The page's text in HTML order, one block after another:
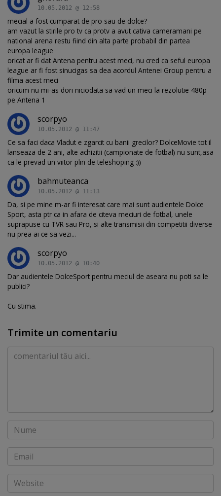
10.05.2012 @ 12:58
mecial a fost cumparat de pro sau de dolce?
am vazut la stirile pro tv ca protv a avut cativa cameramani pe
national arena restu fiind din alta parte probabil din partea
europa league
oricat ar fi dat Antena pentru acest meci, nu cred ca seful europa
league ar fi fost sinucigas sa dea acordul Antenei Group pentru a
filma acest meci
oricum nu mi-as dori niciodata sa vad un meci la rezolutie 480p
pe Antena 1
scorpyo
10.05.2012 @ 11:47
Ce sa faci daca Vladut e zgarcit cu banii grecilor? DolceMovie tot il
lanseaza de 2 ani, alte achizitii (campionate de fotbal) nu sunt,asa
ca le prevad un viitor plin de teleshoping :))
bahmuteanca
10.05.2012 @ 11:13
Da, si pe mine m-ar fi interesat care mai sunt audientele Dolce
Sport, asta ptr ca in afara de citeva meciuri de fotbal, unele
suprapuse cu TVR sau Pro, si alte transmisii din competitii diverse
nu prea ai ce sa vezi...
scorpyo
10.05.2012 @ 10:40
Dar audientele DolceSport pentru meciul de aseara nu poti sa le
publici?
Cu stima.
Trimite un comentariu
Comentariu
Nume
Email
Website